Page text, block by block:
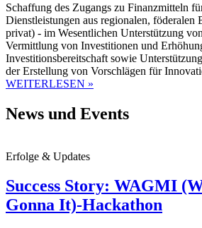
Schaffung des Zugangs zu Finanzmitteln
Dienstleistungen aus regionalen,
privat) - im Wesentlichen Unterstützung
Vermittlung von Investitionen und
Investitionsbereitschaft sowie
der Erstellung von Vorschlägen für
WEITERLESEN »
News und Events
Erfolge & Updates
Success Story: WAGMI
Gonna It)-Hackathon